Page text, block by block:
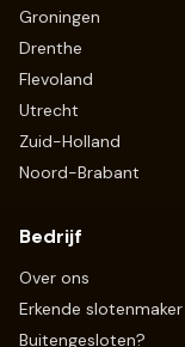
Groningen
Drenthe
Flevoland
Utrecht
Zuid-Holland
Noord-Brabant
Bedrijf
Over ons
Erkende slotenmaker
Buitengesloten?